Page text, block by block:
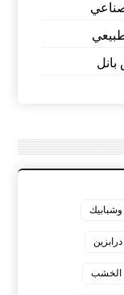
وشبابيك
الخشب